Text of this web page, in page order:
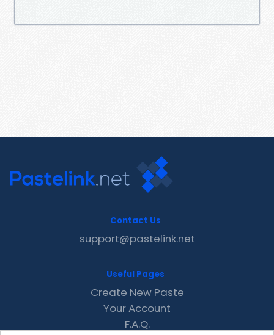
Contact Us
support@pastelink.net
Useful Pages
Create New Paste
Your Account
F.A.Q.